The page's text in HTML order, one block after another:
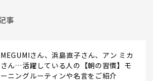
事
MEGUMIさん、浜島直子さん、アン ミカ
さん…活躍している人の【朝の習慣】モ
ーニングルーティンや名言をご紹介